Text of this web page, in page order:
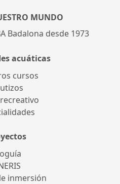
MUNDO
Badalona desde 1973
acuáticas
cursos
inmersión